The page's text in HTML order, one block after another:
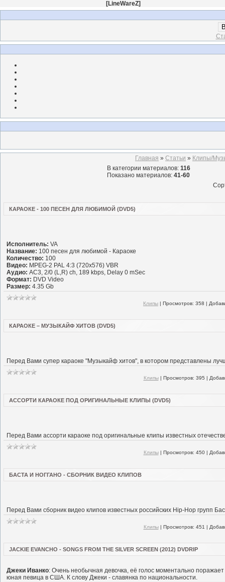
[LineWareZ]
Главная » Статьи » Клипы/
В категории материалов: 116
Показано материалов: 41-60
КАРАОКЕ - 100 ПЕСЕН ДЛЯ ЛЮБИМОЙ (DVD5)
Исполнитель: VA
Название: 100 песен для любимой - Караоке
Количество: 100
Видео: MPEG-2 PAL 4:3 (720x576) VBR
Аудио: AC3, 2/0 (L,R) ch, 189 kbps, Delay 0 mSec
Формат: DVD Video
Размер: 4.35 Gb
Клипы | Просмотров: 358 |
КАРАОКЕ – МУЗЫКАЙФ ХИТОВ (DVD5)
Перед Вами супер караоке "Музыкайф хитов", в котором представлены
Клипы| Просмотров: 395 |
АССОРТИ КАРАОКЕ ПОД ОРИГИНАЛЬНЫЕ КЛИПЫ (DVD5)
Перед Вами ассорти караоке под оригинальные клипы известных
Клипы| Просмотров: 450|
БАСТА И НОГГАНО - СБОРНИК ВИДЕО КЛИПОВ
Перед Вами сборник видео клипов известных российских Hip-Hop групп
Клипы| Просмотров: 451 |
JACKIE EVANCHO - SONGS FROM THE SILVER SCREEN (2012) DVDRIP
Джеки Иванко: Очень необычная девочка, её голос моментально
юная певица в США. К слову Джеки - славянка по национальности.